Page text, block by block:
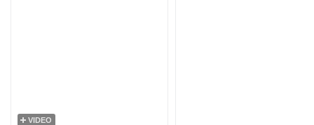
VIDEO